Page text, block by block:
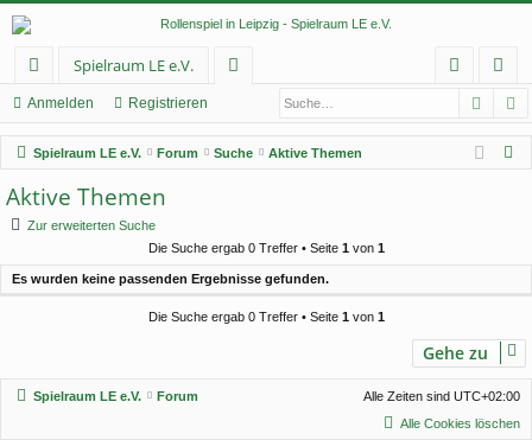
ch
ne
llz
ug
f
Spielraum LE e.V.
en
m
el
ist
rie
Anmelden Registrieren
Spielraum LE e.V. Forum Suche Aktive Themen
Aktive Themen
Zur erweiterten Suche
Die Suche ergab 0 Treffer • Seite 1von 1
Es wurden keine passenden Ergebnisse gefunden.
Die Suche ergab 0 Treffer • Seite 1von 1
Gehe zu
Spielraum LE e.V. Forum Alle Zeiten sind UTC+02:00
Alle Cookies löschen